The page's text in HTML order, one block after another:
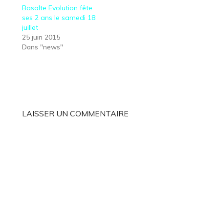
Basalte Evolution fête
ses 2 ans le samedi 18
juillet
25 juin 2015
Dans "news"
LAISSER UN COMMENTAIRE